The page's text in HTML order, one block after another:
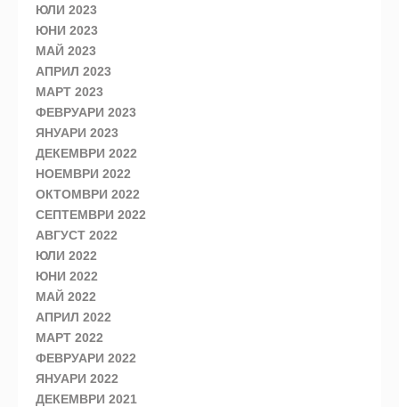
ЮЛИ 2023
ЮНИ 2023
МАЙ 2023
АПРИЛ 2023
МАРТ 2023
ФЕВРУАРИ 2023
ЯНУАРИ 2023
ДЕКЕМВРИ 2022
НОЕМВРИ 2022
ОКТОМВРИ 2022
СЕПТЕМВРИ 2022
АВГУСТ 2022
ЮЛИ 2022
ЮНИ 2022
МАЙ 2022
АПРИЛ 2022
МАРТ 2022
ФЕВРУАРИ 2022
ЯНУАРИ 2022
ДЕКЕМВРИ 2021